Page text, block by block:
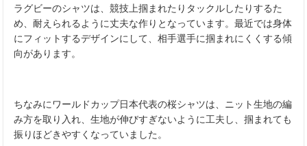
ラグビーのシャツは、競技上掴まれたりタックルしたりするた
め、耐えられるように丈夫な作りとなっています。最近では身体
にフィットするデザインにして、相手選手に掴まれにくくする傾
向があります。
ちなみにワールドカップ日本代表の桜シャツは、ニット生地の編
み方を取り入れ、生地が伸びすぎないように工夫し、掴まれても
振りほどきやすくなっていました。